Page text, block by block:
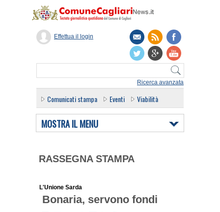
Ricerca avanzata
Effettua il login
Comunicati stampa Eventi Viabilità
MOSTRA IL MENU
RASSEGNA STAMPA
L'Unione Sarda
Bonaria, servono fondi